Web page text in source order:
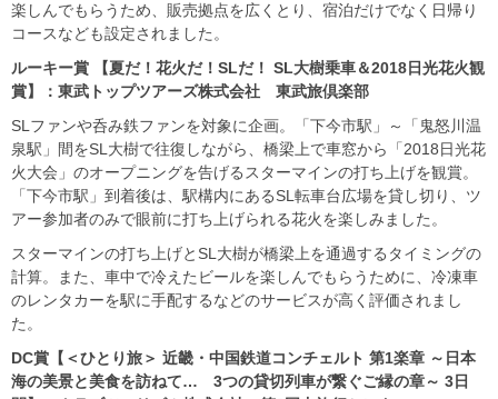
楽しんでもらうため、販売拠点を広くとり、宿泊だけでなく日帰り
コースなども設定されました。
ルーキー賞
【夏だ！花火だ！SLだ！ SL大樹乗車＆2018日光花火観
賞】：東武トップツアーズ株式会社 東武旅倶楽部
SLファンや呑み鉄ファンを対象に企画。「下今市駅」～「鬼怒川温
泉駅」間をSL大樹で往復しながら、橋梁上で車窓から「2018日光花
火大会」のオープニングを告げるスターマインの打ち上げを観賞。
「下今市駅」到着後は、駅構内にあるSL転車台広場を貸し切り、ツ
アー参加者のみで眼前に打ち上げられる花火を楽しみました。
スターマインの打ち上げとSL大樹が橋梁上を通過するタイミングの
計算。また、車中で冷えたビールを楽しんでもらうために、冷凍車
のレンタカーを駅に手配するなどのサービスが高く評価されまし
た。
DC賞【＜ひとり旅＞ 近畿・中国鉄道コンチェルト 第1楽章 ～日本
海の美景と美食を訪ねて… 3つの貸切列車が繋ぐご縁の章～ 3日